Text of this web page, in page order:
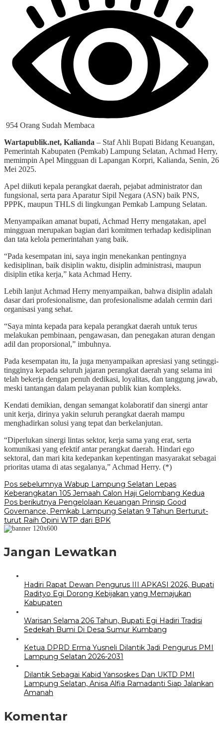
954 Orang Sudah Membaca
Wartapublik.net, Kalianda – Staf Ahli Bupati Bidang Keuangan,
Pemerintah Kabupaten (Pemkab) Lampung Selatan, Achmad Herry,
memimpin Apel Mingguan di Lapangan Korpri, Kalianda, Senin, 26
Mei 2025.
Apel diikuti kepala perangkat daerah, pejabat administrator dan
fungsional, serta para Aparatur Sipil Negara (ASN) baik PNS,
PPPK, maupun THLS di lingkungan Pemkab Lampung Selatan.
Menyampaikan amanat bupati, Achmad Herry mengatakan, apel
mingguan merupakan bagian dari komitmen terhadap kedisiplinan
dan tata kelola pemerintahan yang baik.
“Pada kesempatan ini, saya ingin menekankan pentingnya
kedisiplinan, baik disiplin waktu, disiplin administrasi, maupun
disiplin etika kerja,” kata Achmad Herry.
Lebih lanjut Achmad Herry menyampaikan, bahwa disiplin adalah
dasar dari profesionalisme, dan profesionalisme adalah cermin dari
organisasi yang sehat.
“Saya minta kepada para kepala perangkat daerah untuk terus
melakukan pembinaan, pengawasan, dan penegakan aturan dengan
adil dan proporsional,” imbuhnya.
Pada kesempatan itu, Ia juga menyampaikan apresiasi yang setinggi-
tingginya kepada seluruh jajaran perangkat daerah yang selama ini
telah bekerja dengan penuh dedikasi, loyalitas, dan tanggung jawab,
meski tantangan dalam pelayanan publik kian kompleks.
Kendati demikian, dengan semangat kolaboratif dan sinergi antar
unit kerja, dirinya yakin seluruh perangkat daerah mampu
menghadirkan solusi yang tepat dan berkelanjutan.
“Diperlukan sinergi lintas sektor, kerja sama yang erat, serta
komunikasi yang efektif antar perangkat daerah. Hindari ego
sektoral, dan mari kita kedepankan kepentingan masyarakat sebagai
prioritas utama di atas segalanya,” Achmad Herry. (*)
Navigasi
pos
Pos sebelumnya Wabup Lampung Selatan Lepas
Keberangkatan 105 Jemaah Calon Haji Gelombang Kedua
Pos berikutnya Pengelolaan Keuangan Prinsip Good
Governance, Pemkab Lampung Selatan 9 Tahun Berturut-
turut Raih Opini WTP dari BPK
Jangan Lewatkan
Hadiri Rapat Dewan Pengurus III APKASI 2026, Bupati
Radityo Egi Dorong Kebijakan yang Memajukan
Kabupaten
Warisan Selama 206 Tahun, Bupati Egi Hadiri Tradisi
Sedekah Bumi Di Desa Sumur Kumbang
Ketua DPRD Erma Yusneli Dilantik Jadi Pengurus PMI
Lampung Selatan 2026-2031
Dilantik Sebagai Kabid Yansoskes Dan UKTD PMI
Lampung Selatan, Anisa Alfia Ramadanti Siap Jalankan
Amanah
Komentar